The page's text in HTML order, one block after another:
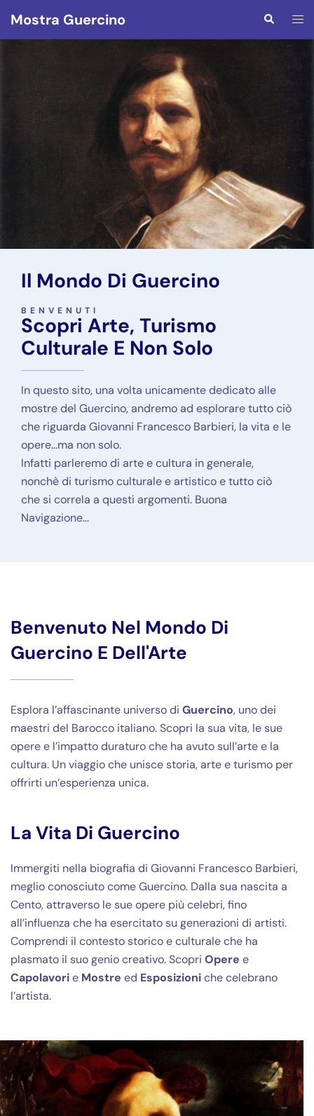
Mostra Guercino
Il Mondo Di Guercino
BENVENUTI
Scopri Arte, Turismo
Culturale E Non Solo
In questo sito, una volta unicamente dedicato alle
mostre del Guercino, andremo ad esplorare tutto ciò
che riguarda Giovanni Francesco Barbieri, la vita e le
opere…ma non solo.
Infatti parleremo di arte e cultura in generale,
nonchè di turismo culturale e artistico e tutto ciò
che si correla a questi argomenti. Buona
Navigazione…
Benvenuto Nel Mondo Di
Guercino E Dell'Arte
Esplora l’affascinante universo di Guercino, uno dei
maestri del Barocco italiano. Scopri la sua vita, le sue
opere e l’impatto duraturo che ha avuto sull’arte e la
cultura. Un viaggio che unisce storia, arte e turismo per
offrirti un’esperienza unica.
La Vita Di Guercino
Immergiti nella biografia di Giovanni Francesco Barbieri,
meglio conosciuto come Guercino. Dalla sua nascita a
Cento, attraverso le sue opere più celebri, fino
all’influenza che ha esercitato su generazioni di artisti.
Comprendi il contesto storico e culturale che ha
plasmato il suo genio creativo. Scopri Opere e
Capolavorie Mostre ed Esposizioniche celebrano
l’artista.